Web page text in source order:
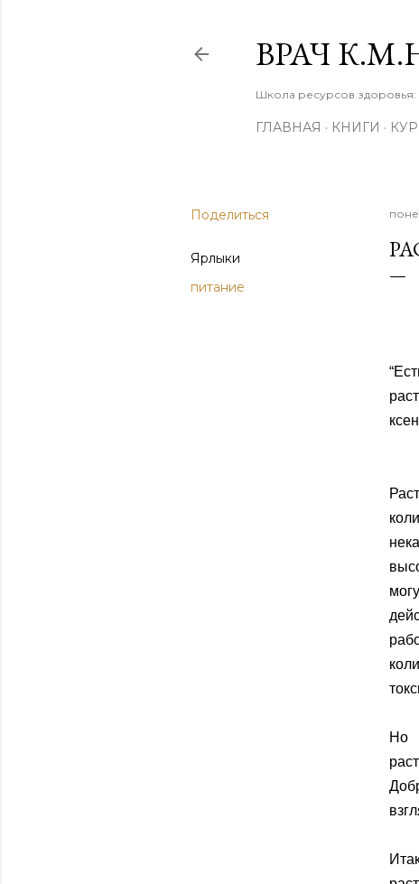
ВРАЧ
Школа ресурсов здоровья:
ГЛАВНАЯ КНИГИ
Поделиться
Ярлыки
питание
Но